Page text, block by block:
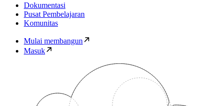
Dokumentasi
Pusat Pembelajaran
Komunitas
Mulai membangun
Masuk